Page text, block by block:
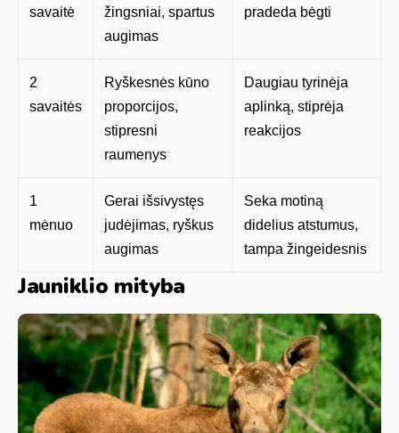
savaitė
žingsniai, spartus
augimas
pradeda bėgti
2
savaitės
Ryškesnės kūno
proporcijos,
stipresni
raumenys
Daugiau tyrinėja
aplinką, stiprėja
reakcijos
1
mėnuo
Gerai išsivystęs
judėjimas, ryškus
augimas
Seka motiną
didelius atstumus,
tampa žingeidesnis
Jauniklio mityba